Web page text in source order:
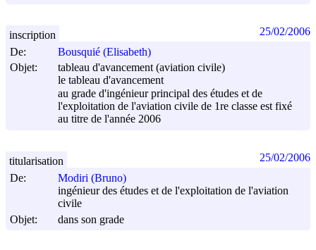
De:
Bousquié (Elisabeth)
Objet:
tableau d'avancement (aviation civile)
le tableau d'avancement
au grade d'ingénieur principal des études et de
l'exploitation de l'aviation civile de 1re classe est fixé
au titre de l'année 2006
inscription 25/02/2006
De:
Modiri (Bruno)
ingénieur des études et de l'exploitation de l'aviation
civile
Objet:
dans son grade
titularisation 25/02/2006